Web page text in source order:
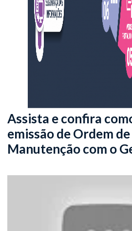
Assista e confira
emissão de Ordem
Manutenção com o